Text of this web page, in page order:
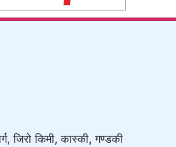
जिरो किमी, कास्की, गण्डकी